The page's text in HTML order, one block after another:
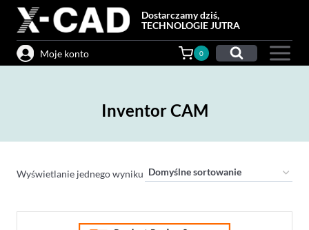
Przejdź
treści
Dostarczamy dziś,
TECHNOLOGIE JUTRA
Moje konto 0
Inventor CAM
Wyświetlanie jednego wyniku